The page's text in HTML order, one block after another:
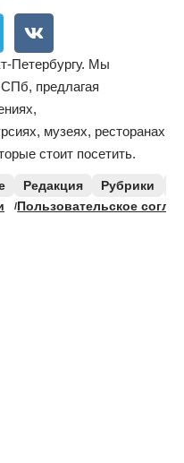
Петербургу. Мы
СПб, предлагая
музеях, ресторанах
стоит посетить.
Редакция Рубрики
Пользовательское